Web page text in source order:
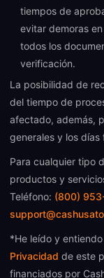
tiempos de
evitar demoras
todos los
verificación.
La posibilidad de
del tiempo de
afectado, además,
generales y los
Para cualquier tipo
productos y
Teléfono: (800)
*He leído y
Privacidad de este
financiados por